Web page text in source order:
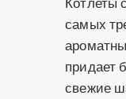
самых
придает
свежие